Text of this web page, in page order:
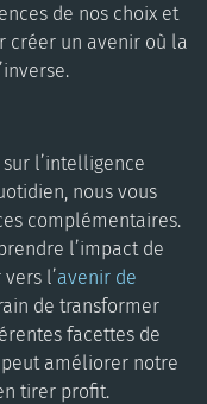
de nos choix et
créer un avenir où la
l’intelligence
nous vous
complémentaires.
l’impact de
l’avenir de
de transformer
facettes de
améliorer notre
tirer profit.